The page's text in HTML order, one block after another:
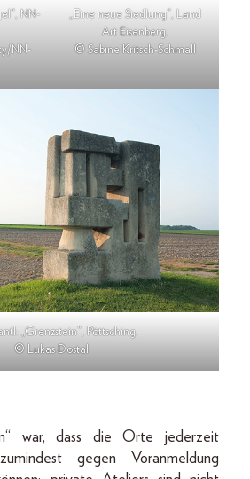
NN-
NN-
„Eine neue Siedlung“, Land
Art Eisenberg.
© Sabine Kritsch-Schmall
„Grenzstein“, Pöttsching.
© Lukas Dostal
war, dass die Orte jederzeit
gegen Voranmeldung